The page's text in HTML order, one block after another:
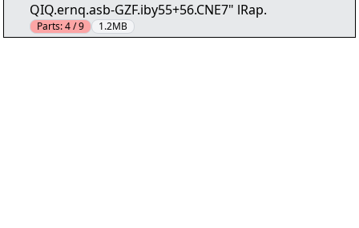
QIQ.ernq.asb-GZF.iby55+56.CNE7" lRap.
Parts:4 / 9 1.2MB